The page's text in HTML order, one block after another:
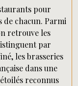
pour
de chacun. Parmi
retrouve les
par
les brasseries
dans une
reconnus